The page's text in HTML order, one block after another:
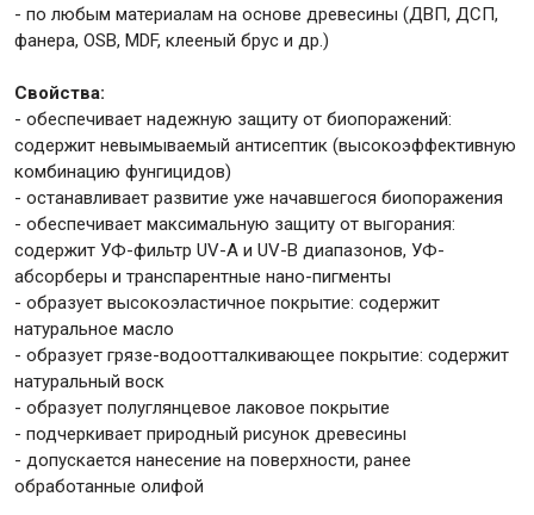
- по любым материалам на основе древесины (ДВП, ДСП,
фанера, OSB, MDF, клееный брус и др.)
Свойства:
- обеспечивает надежную защиту от биопоражений:
содержит невымываемый антисептик (высокоэффективную
комбинацию фунгицидов)
- останавливает развитие уже начавшегося биопоражения
- обеспечивает максимальную защиту от выгорания:
содержит УФ-фильтр UV-A и UV-B диапазонов, УФ-
абсорберы и транспарентные нано-пигменты
- образует высокоэластичное покрытие: содержит
натуральное масло
- образует грязе-водоотталкивающее покрытие: содержит
натуральный воск
- образует полуглянцевое лаковое покрытие
- подчеркивает природный рисунок древесины
- допускается нанесение на поверхности, ранее
обработанные олифой